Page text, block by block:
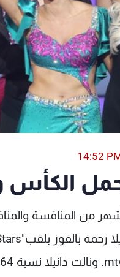
14:52
الكأس
أشهر من المنافسة